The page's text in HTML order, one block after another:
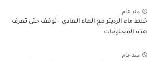
منذ عام
خلط ماء الرديتر مع الماء العادي - توقف حتى تعرف
هذه المعلومات
منذ عام